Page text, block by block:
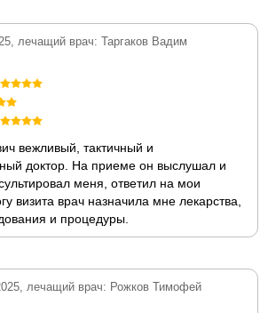
лечащий врач: Таргаков Вадим
вежливый, тактичный и
доктор. На приеме он выслушал и
меня, ответил на мои
визита врач назначила мне лекарства,
и процедуры.
лечащий врач: Рожков Тимофей